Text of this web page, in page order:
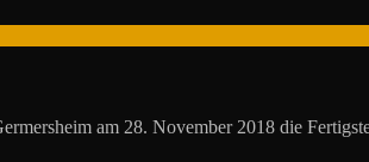
am 28. November 2018 die